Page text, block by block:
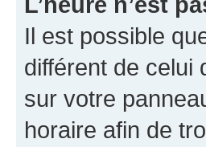
Il est possible
différent de celui
sur votre
horaire afin de